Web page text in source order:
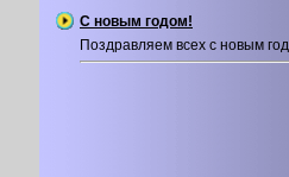
С новым годом!
Поздравляем всех с новым